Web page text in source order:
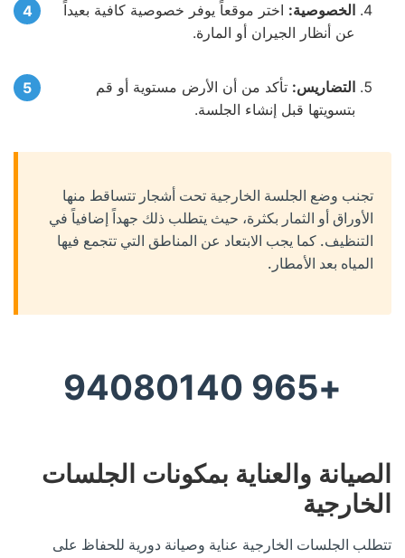
الخصوصية: اختر موقعاً يوفر خصوصية كافية بعيداً
عن أنظار الجيران أو المارة.
التضاريس: تأكد من أن الأرض مستوية أو قم
بتسويتها قبل إنشاء الجلسة.
تجنب وضع الجلسة الخارجية تحت أشجار تتساقط منها
الأوراق أو الثمار بكثرة، حيث يتطلب ذلك جهداً إضافياً في
التنظيف. كما يجب الابتعاد عن المناطق التي تتجمع فيها
المياه بعد الأمطار.
+965 94080140
الصيانة والعناية بمكونات الجلسات
الخارجية
تتطلب الجلسات الخارجية عناية وصيانة دورية للحفاظ على